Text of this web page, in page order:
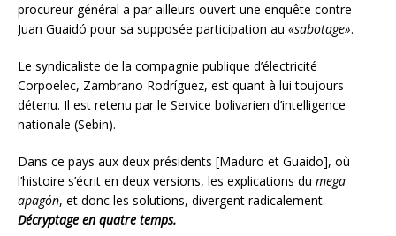
procureur général a par ailleurs ouvert une enquête contre
Juan Guaidó pour sa supposée participation au «sabotage».
Le syndicaliste de la compagnie publique d’électricité
Corpoelec, Zambrano Rodríguez, est quant à lui toujours
détenu. Il est retenu par le Service bolivarien d’intelligence
nationale (Sebin).
Dans ce pays aux deux présidents [Maduro et Guaido], où
l’histoire s’écrit en deux versions, les explications du mega
apagón, et donc les solutions, divergent radicalement.
Décryptage en quatre temps.